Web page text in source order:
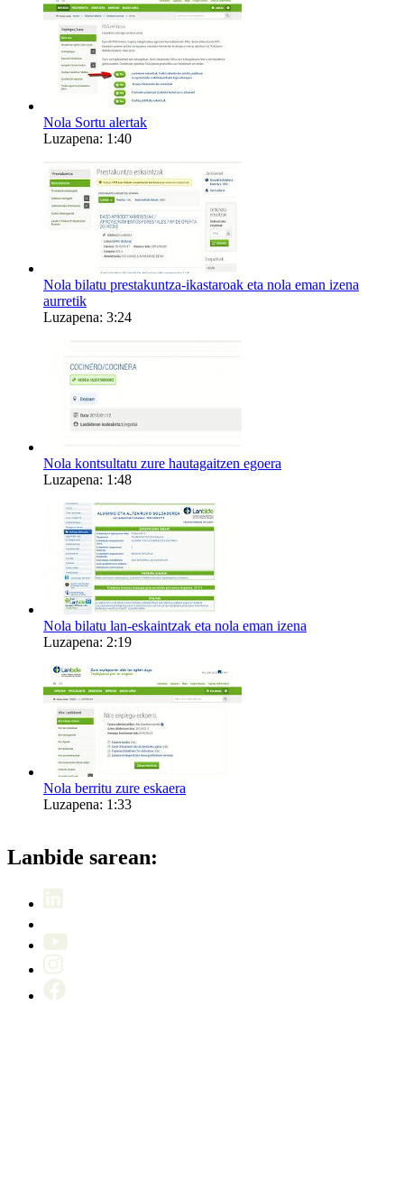
Nola Sortu alertak
Luzapena: 1:40
Nola bilatu prestakuntza-ikastaroak eta nola eman izena
aurretik
Luzapena: 3:24
Nola kontsultatu zure hautagaitzen egoera
Luzapena: 1:48
Nola bilatu lan-eskaintzak eta nola eman izena
Luzapena: 2:19
Nola berritu zure eskaera
Luzapena: 1:33
Lanbide sarean: